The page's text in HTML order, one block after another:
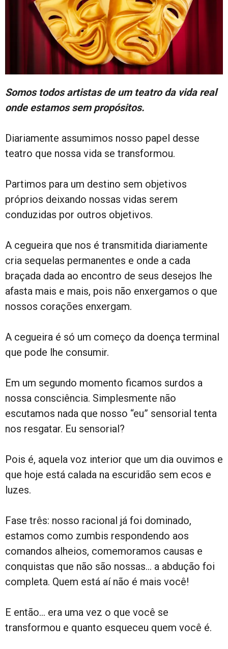
Somos todos artistas de um teatro da vida real
onde estamos sem propósitos.
Diariamente assumimos nosso papel desse
teatro que nossa vida se transformou.
Partimos para um destino sem objetivos
próprios deixando nossas vidas serem
conduzidas por outros objetivos.
A cegueira que nos é transmitida diariamente
cria sequelas permanentes e onde a cada
braçada dada ao encontro de seus desejos lhe
afasta mais e mais, pois não enxergamos o que
nossos corações enxergam.
A cegueira é só um começo da doença terminal
que pode lhe consumir.
Em um segundo momento ficamos surdos a
nossa consciência. Simplesmente não
escutamos nada que nosso “eu” sensorial tenta
nos resgatar. Eu sensorial?
Pois é, aquela voz interior que um dia ouvimos e
que hoje está calada na escuridão sem ecos e
luzes.
Fase três: nosso racional já foi dominado,
estamos como zumbis respondendo aos
comandos alheios, comemoramos causas e
conquistas que não são nossas… a abdução foi
completa. Quem está aí não é mais você!
E então… era uma vez o que você se
transformou e quanto esqueceu quem você é.